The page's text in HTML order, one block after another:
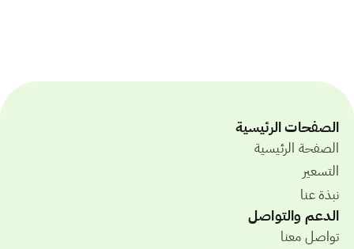
الصفحات الرئيسية
الصفحة الرئيسية
التسعير
نبذة عنا
الدعم والتواصل
تواصل معنا